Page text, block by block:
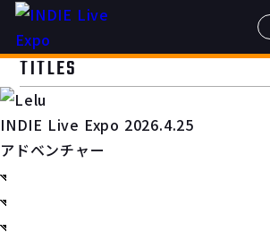
TITLES
INDIE Live Expo 2026.4.25
アドベンチャー